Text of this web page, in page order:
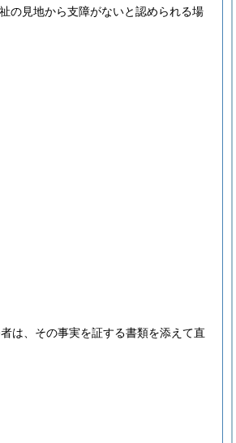
の見地から支障がないと認められる場
は、その事実を証する書類を添えて直